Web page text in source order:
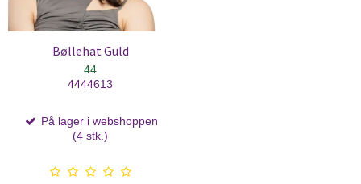
Bøllehat Guld
44
4444613
På lager i webshoppen
(4 stk.)